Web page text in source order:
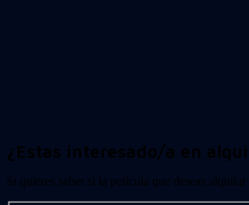
¿Estas interesado/a en
Si quieres saber si la película que deseas